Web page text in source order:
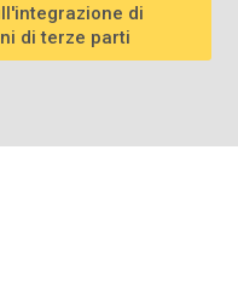
di
di terze parti